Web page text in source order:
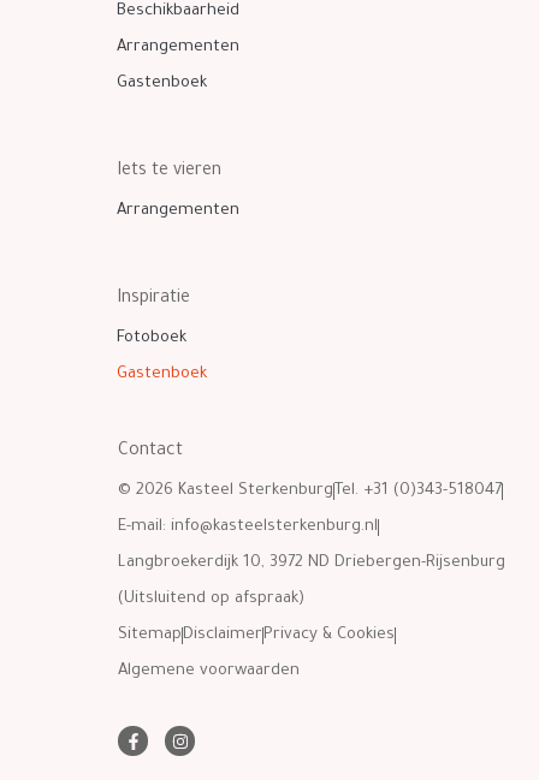
Beschikbaarheid
Arrangementen
Gastenboek
Iets te vieren
Arrangementen
Inspiratie
Fotoboek
Gastenboek
Contact
© 2026 Kasteel Sterkenburg Tel. +31 (0)343-518047
E-mail: info@kasteelsterkenburg.nl
Langbroekerdijk 10, 3972 ND Driebergen-Rijsenburg
(Uitsluitend op afspraak)
Sitemap Disclaimer Privacy & Cookies
Algemene voorwaarden
F
a
I
n